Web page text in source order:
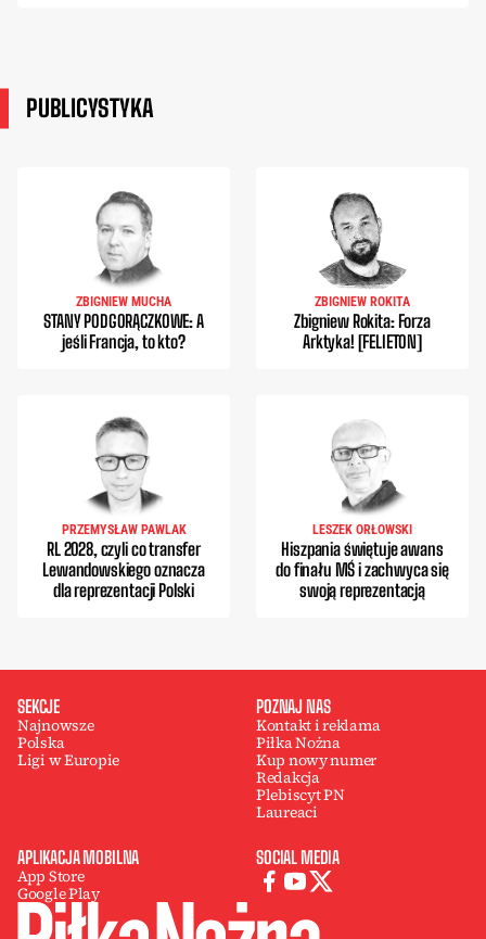
PUBLICYSTYKA
ZBIGNIEW MUCHA
STANY PODGORĄCZKOWE: A
jeśli Francja, to kto?
ZBIGNIEW ROKITA
Zbigniew Rokita: Forza
Arktyka! [FELIETON]
PRZEMYSŁAW PAWLAK
RL 2028, czyli co transfer
Lewandowskiego oznacza
dla reprezentacji Polski
LESZEK ORŁOWSKI
Hiszpania świętuje awans
do finału MŚ i zachwyca się
swoją reprezentacją
SEKCJE
Najnowsze
Polska
Ligi w Europie
POZNAJ NAS
Kontakt i reklama
Piłka Nożna
Kup nowy numer
Redakcja
Plebiscyt PN
Laureaci
APLIKACJA MOBILNA
App Store
Google Play
SOCIAL MEDIA